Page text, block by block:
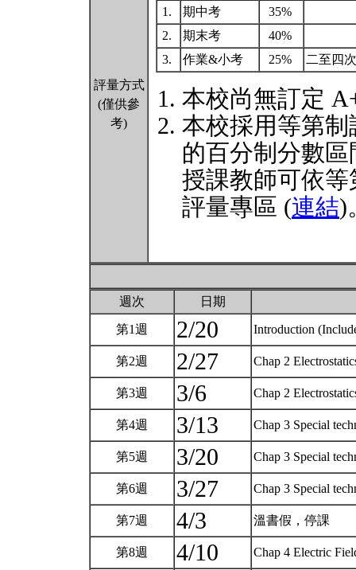
評量方式
(僅供參
考)
1. 期中考
35%
2.
期末考
40%
3.
作業&小考 25% 二至四
本校尚無訂定
本校採用等第
的百分制分數
授課教師可依
評量專區 (連結)
週次 日期
第1週 2/20 Introduction
第2週 2/27 Chap 2
第3週 3/6 Chap 2
第4週 3/13 Chap 3 Special
第5週 3/20 Chap 3 Special
第6週 3/27 Chap 3 Special
第7週 4/3 溫書假，停課
第8週 4/10 Chap 4 Electric